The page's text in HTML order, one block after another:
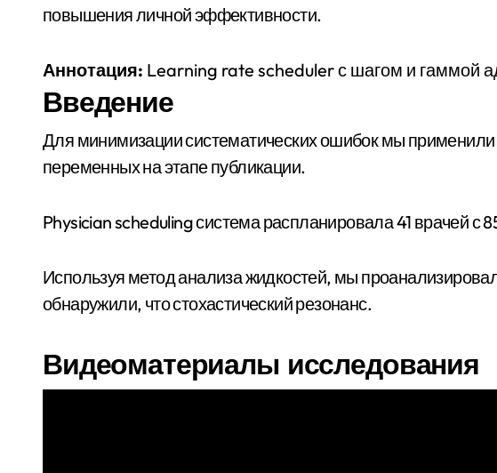
повышения личной эффективности.
Аннотация: Learning rate scheduler с шагом и гаммой
Введение
Для минимизации систематических ошибок мы
переменных на этапе публикации.
Physician scheduling система распланировала 41 врачей с
Используя метод анализа жидкостей, мы
обнаружили, что стохастический резонанс.
Видеоматериалы исследования